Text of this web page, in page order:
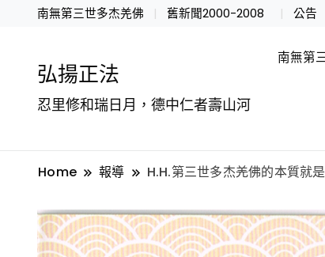
南無第三世多杰羌佛 舊新聞2000-2008 公告
弘揚正法
忍里修和瑞日月，德中仁者壽山河
南無第
Home 報導 H.H.第三世多杰羌佛的本質就